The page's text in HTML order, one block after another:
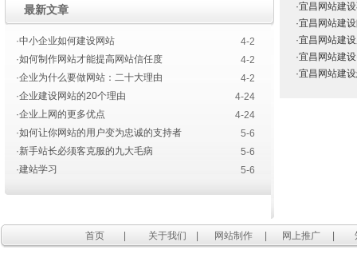
·宜昌网站建设色彩的运用
4-10
最新文章
·中小企业如何建设网站
4-2
·如何制作网站才能提高网站信任度
4-2
·企业为什么要做网站：二十大理由
4-2
·企业建设网站的20个理由
4-24
·企业上网的更多优点
4-24
·如何让你网站的用户变为忠诚的支持者
5-6
·新手站长必须客克服的九大毛病
5-6
·建站学习
5-6
·宜昌网站建
·宜昌网站建
·宜昌网站建
·宜昌网站建
·宜昌网站建
首页 关于我们 网站制作 网上推广